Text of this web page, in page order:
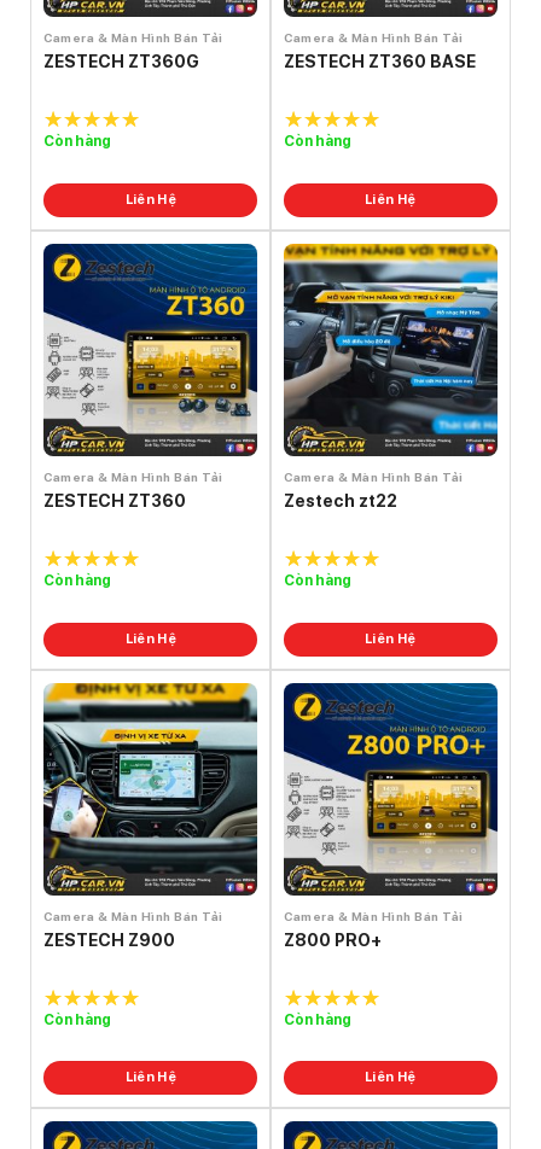
Camera & Màn Hình Bán Tải
ZESTECH ZT360G
5.0out of
Còn hàng
Liên Hệ
Camera & Màn Hình Bán Tải
ZESTECH ZT360 BASE
5.0out of
Còn hàng
Liên Hệ
Camera & Màn Hình Bán Tải
ZESTECH ZT360
5.0out of
Còn hàng
Liên Hệ
Camera & Màn Hình Bán Tải
Zestech zt22
5.0out of
Còn hàng
Liên Hệ
Camera & Màn Hình Bán Tải
ZESTECH Z900
5.0out of
Còn hàng
Liên Hệ
Camera & Màn Hình Bán Tải
Z800 PRO+
5.0out of
Còn hàng
Liên Hệ